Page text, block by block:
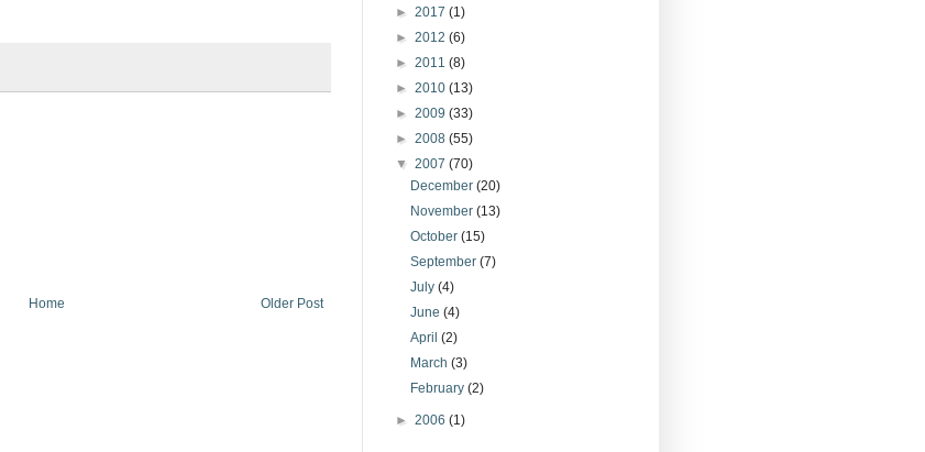
Older Post
Home
► 2017 (1)
► 2012 (6)
► 2011 (8)
► 2010 (13)
► 2009 (33)
► 2008 (55)
▼ 2007 (70)
December(20)
November(13)
October(15)
September(7)
July(4)
June(4)
April(2)
March(3)
February(2)
► 2006 (1)